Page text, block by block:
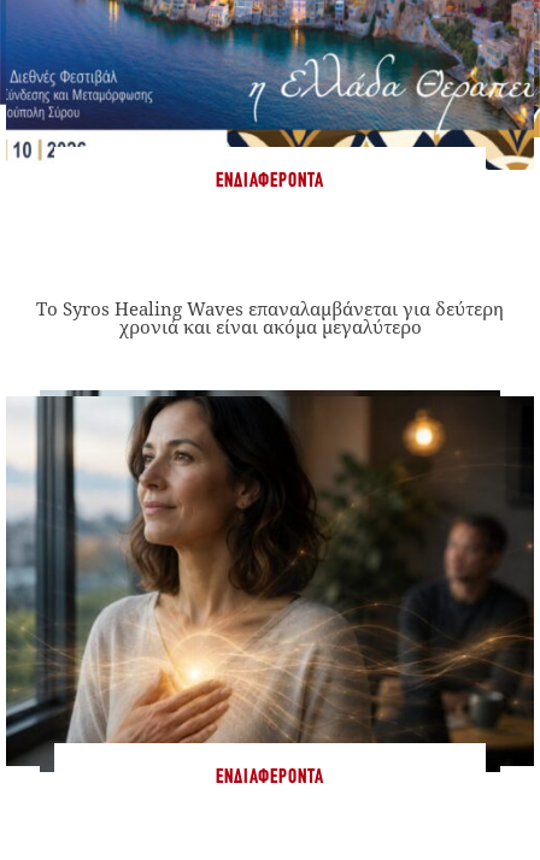
ΕΝΔΙΑΦΈΡΟΝΤΑ
Το Syros Healing Waves επαναλαμβάνεται για δεύτερη
χρονιά και είναι ακόμα μεγαλύτερο
ΕΝΔΙΑΦΈΡΟΝΤΑ